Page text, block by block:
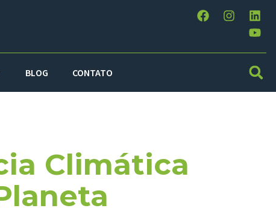
BLOG CONTATO
Climática